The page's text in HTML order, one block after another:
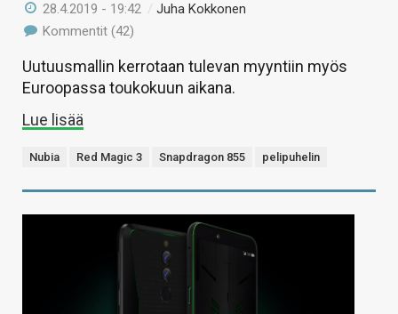
28.4.2019 - 19:42 /Juha Kokkonen
Kommentit (42)
Uutuusmallin kerrotaan tulevan myyntiin myös
Euroopassa toukokuun aikana.
Lue lisää
Nubia Red Magic 3 Snapdragon 855 pelipuhelin